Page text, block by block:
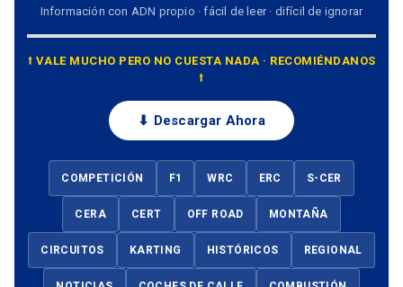
Información con ADN propio · fácil de leer · difícil de ignorar
⭡ VALE MUCHO PERO NO CUESTA NADA · RECOMIÉNDANOS
⭡
⬇ Descargar Ahora
COMPETICIÓN F1 WRC ERC S-CER
CERA CERT OFF ROAD MONTAÑA
CIRCUITOS KARTING HISTÓRICOS REGIONAL